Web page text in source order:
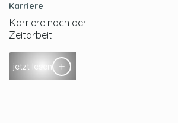
Karriere
Karriere nach der
Zeitarbeit
jetzt lesen